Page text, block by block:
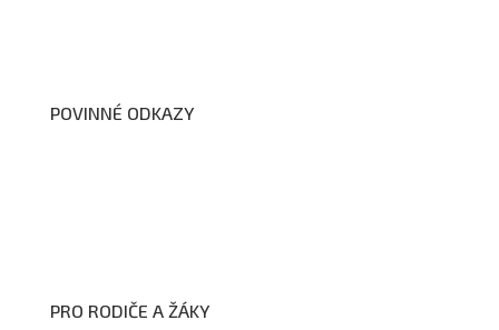
POVINNÉ ODKAZY
PRO RODIČE A ŽÁKY